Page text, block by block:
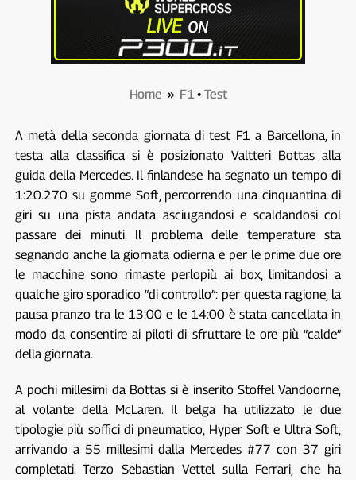
Home » F1• Test
A metà della seconda giornata di test F1 a Barcellona, in
testa alla classifica si è posizionato Valtteri Bottas alla
guida della Mercedes. Il finlandese ha segnato un tempo di
1:20.270 su gomme Soft, percorrendo una cinquantina di
giri su una pista andata asciugandosi e scaldandosi col
passare dei minuti. Il problema delle temperature sta
segnando anche la giornata odierna e per le prime due ore
le macchine sono rimaste perlopiù ai box, limitandosi a
qualche giro sporadico “di controllo”: per questa ragione, la
pausa pranzo tra le 13:00 e le 14:00 è stata cancellata in
modo da consentire ai piloti di sfruttare le ore più “calde”
della giornata.
A pochi millesimi da Bottas si è inserito Stoffel Vandoorne,
al volante della McLaren. Il belga ha utilizzato le due
tipologie più soffici di pneumatico, Hyper Soft e Ultra Soft,
arrivando a 55 millesimi dalla Mercedes #77 con 37 giri
completati. Terzo Sebastian Vettel sulla Ferrari, che ha